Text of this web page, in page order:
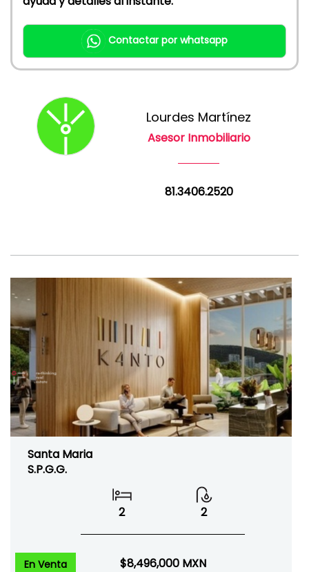
Contactar por whatsapp
Lourdes Martínez
Asesor Inmobiliario
81.3406.2520
Santa Maria
S.P.G.G.
2 2
En Venta $8,496,000 MXN